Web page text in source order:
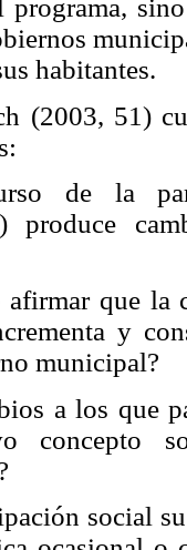
programa,
habitantes.
(2003, 51)
de la
produce
afirmar que la
y
municipal?
a los que
concepto
social